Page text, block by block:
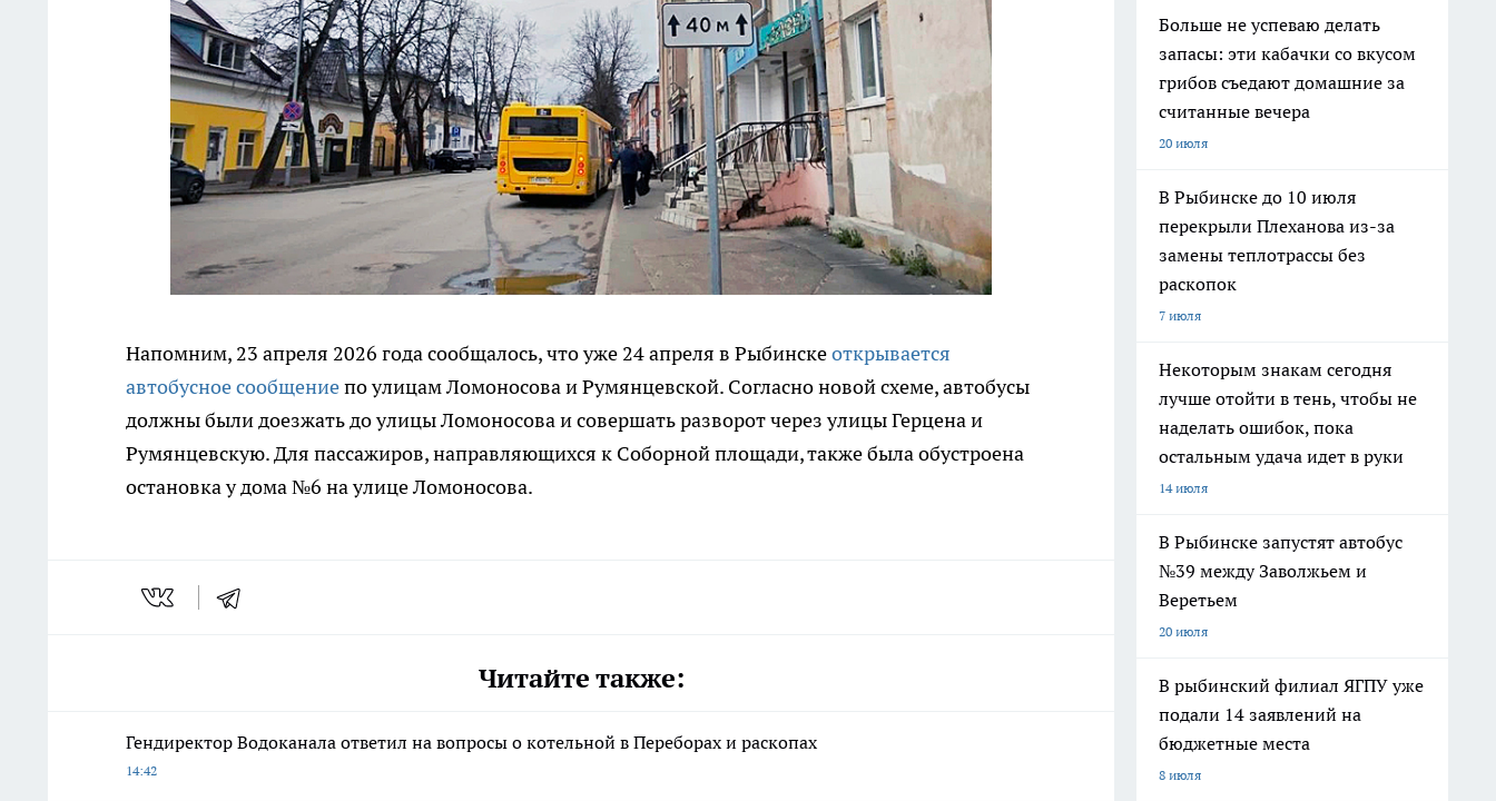
Напомним, 23 апреля 2026 года сообщалось, что уже 24 апреля в Рыбинскеоткрывается
автобусное сообщениепо улицам Ломоносова и Румянцевской. Согласно новой схеме, автобусы
должны были доезжать до улицы Ломоносова и совершать разворот через улицы Герцена и
Румянцевскую. Для пассажиров, направляющихся к Соборной площади, также была обустроена
остановка у дома №6 на улице Ломоносова.
Читайте также:
Гендиректор Водоканала ответил на вопросы о котельной в Переборах и раскопах
14:42
Больше не успеваю делать
запасы: эти кабачки со вкусом
грибов съедают домашние за
считанные вечера
20 июля
В Рыбинске до 10 июля
перекрыли Плеханова из-за
замены теплотрассы без
раскопок
7 июля
Некоторым знакам сегодня
лучше отойти в тень, чтобы не
наделать ошибок, пока
остальным удача идет в руки
14 июля
В Рыбинске запустят автобус
№39 между Заволжьем и
Веретьем
20 июля
В рыбинский филиал ЯГПУ уже
подали 14 заявлений на
бюджетные места
8 июля